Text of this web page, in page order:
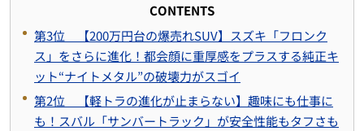
CONTENTS
第3位 【200万円台の爆売れSUV】スズキ「フロンク
ス」をさらに進化！都会顔に重厚感をプラスする純正キ
ット“ナイトメタル”の破壊力がスゴイ
第2位 【軽トラの進化が止まらない】趣味にも仕事に
も！スバル「サンバートラック」が安全性能もタフさも